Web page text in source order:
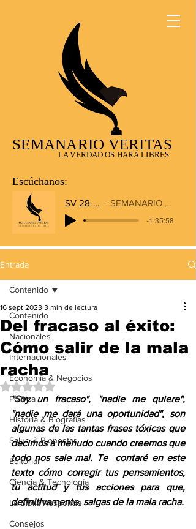
SEMANARIO VERITAS
LA VERDAD OS HARÁ LIBRES
Escúchanos:
SV 28-12-2025
SEMANARIO VERITAS RADIO
-1:35:58
Entrada
Contenido
Nacionales
Internacionales
Economía & Negocios
Política
Historia & Biografías
Salud & Bienestar
Editorial
Ciencia & Tecnología
La Biblia Responde
Consejos
Contenido
Del fracaso al éxito:
Cómo salir de la mala
racha
16 sept 2023 3 min de lectura
Obtuvo NaN de 5 estrellas.
"Soy un fracaso", "nadie me quiere",
"nadie me dará una oportunidad", son
algunas de las tantas frases tóxicas que
decimos a menudo cuando creemos que
todo nos sale mal. Te  contaré en este
texto cómo corregir tus pensamientos,
tu actitud y tus acciones para que,
definitivamente, salgas de la mala racha.